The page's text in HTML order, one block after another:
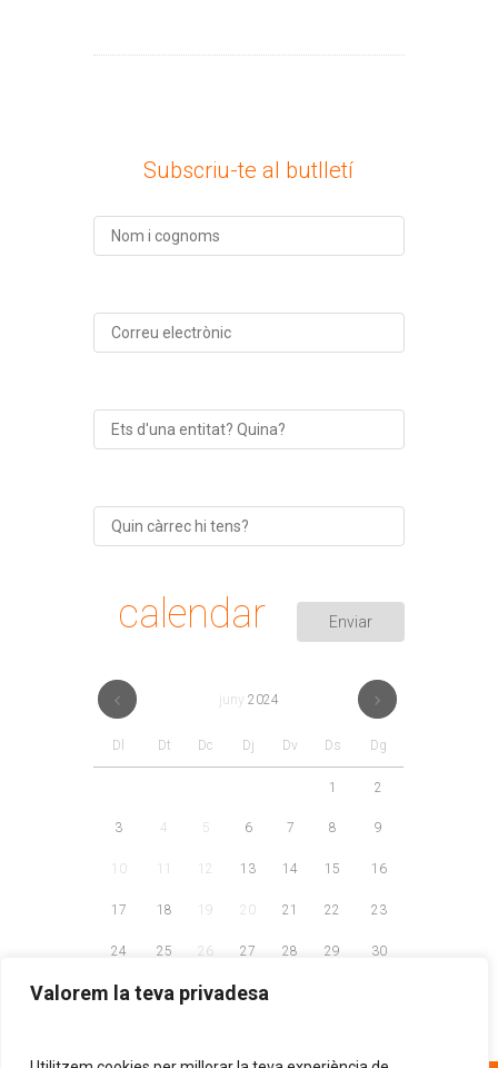
Valorem la teva privadesa
Subscriu-te al butlletí
calendar
juny 2024
Dl Dt Dc Dj Dv Ds Dg
1 2
3 4 5 6 7 8 9
10 12 13 14 15 16
17 18 19 20 21 22 23
24 25 26 27 28 29 30